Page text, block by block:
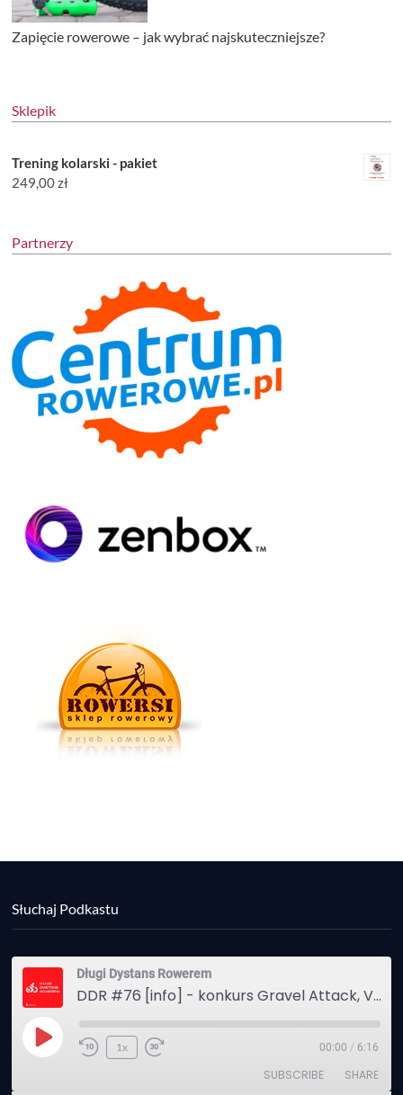
Zapięcie rowerowe – jak wybrać najskuteczniejsze?
Sklepik
Trening kolarski - pakiet
249,00zł
Partnerzy
Słuchaj Podkastu
Długi Dystans Rowerem
DDR #76 [info] - konkurs Gravel Attack, Varmia Gravel, Bike Expo, Inspire India Ultra Race
Play
1x 00:00 / 6:16
SUBSCRIBE SHARE